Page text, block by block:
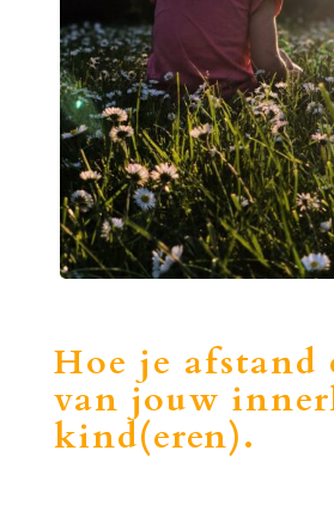
Hoe je afstand
van jouw
kind(eren).